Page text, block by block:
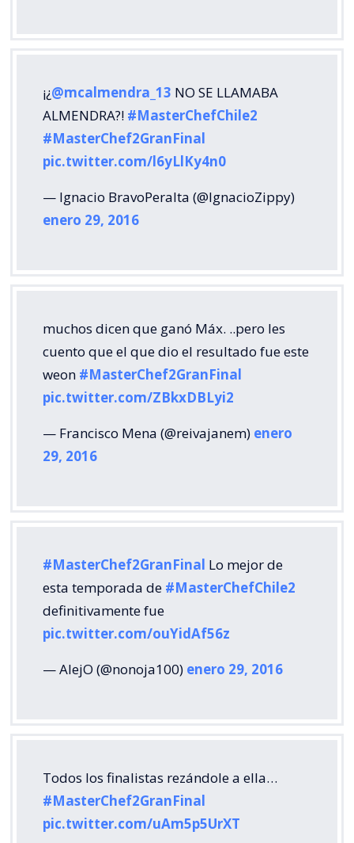
¡¿@mcalmendra_13 NO SE LLAMABA
ALMENDRA?! #MasterChefChile2
#MasterChef2GranFinal
pic.twitter.com/l6yLlKy4n0
— Ignacio BravoPeralta (@IgnacioZippy)
enero 29, 2016
muchos dicen que ganó Máx. ..pero les
cuento que el que dio el resultado fue este
weon #MasterChef2GranFinal
pic.twitter.com/ZBkxDBLyi2
— Francisco Mena (@reivajanem) enero
29, 2016
#MasterChef2GranFinal Lo mejor de
esta temporada de #MasterChefChile2
definitivamente fue
pic.twitter.com/ouYidAf56z
— AlejO (@nonoja100) enero 29, 2016
Todos los finalistas rezándole a ella…
#MasterChef2GranFinal
pic.twitter.com/uAm5p5UrXT